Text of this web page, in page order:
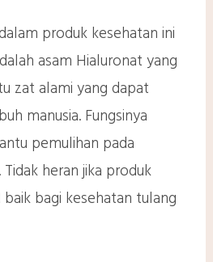
produk kesehatan ini
asam Hialuronat yang
zat alami yang dapat
manusia. Fungsinya
pemulihan pada
heran jika produk
bagi kesehatan tulang